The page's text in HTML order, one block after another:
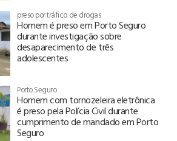
preso por tráfico de drogas
Homem é preso em Porto Seguro
durante investigação sobre
desaparecimento de três
adolescentes
Porto Seguro
Homem com tornozeleira eletrônica
é preso pela Polícia Civil durante
cumprimento de mandado em Porto
Seguro